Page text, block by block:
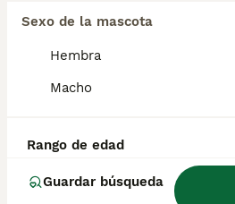
Sexo de la mascota
Hembra
Macho
Rango de edad
Guardar búsqueda
Británico en venta
Bengalí en venta
Persa en venta
Otras páginas populares
Bulldog Francés en Madrid
Bichón Maltés en València